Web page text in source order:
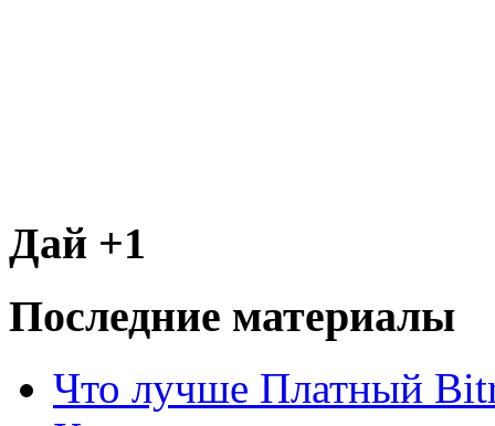
Дай +1
Последние материалы
Что лучше Платный